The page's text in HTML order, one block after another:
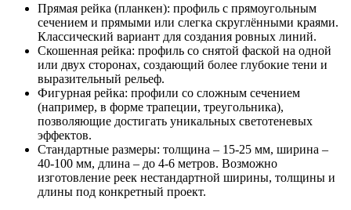
Прямая рейка (планкен): профиль с прямоугольным
сечением и прямыми или слегка скруглёнными краями.
Классический вариант для создания ровных линий.
Скошенная рейка: профиль со снятой фаской на одной
или двух сторонах, создающий более глубокие тени и
выразительный рельеф.
Фигурная рейка: профили со сложным сечением
(например, в форме трапеции, треугольника),
позволяющие достигать уникальных светотеневых
эффектов.
Стандартные размеры: толщина – 15-25 мм, ширина –
40-100 мм, длина – до 4-6 метров. Возможно
изготовление реек нестандартной ширины, толщины и
длины под конкретный проект.